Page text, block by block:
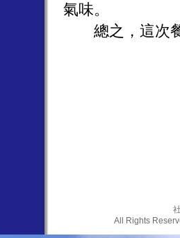
氣味。
總之，這次餐
All Rights